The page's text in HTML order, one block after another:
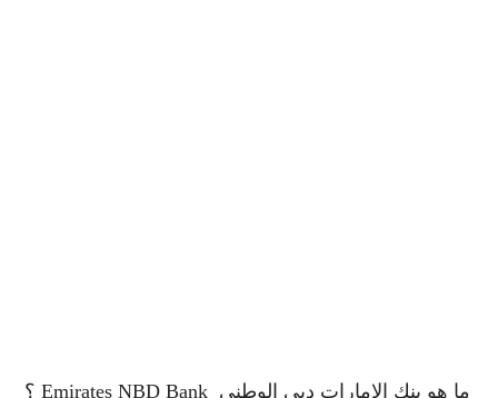
ما هو بنك الامارات دبي الوطني Emirates NBD Bank ؟